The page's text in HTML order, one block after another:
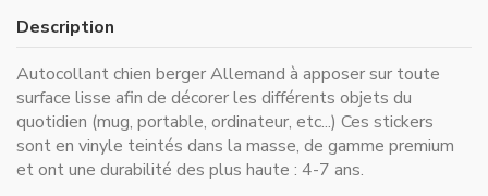
Description
Autocollant chien berger Allemand à apposer sur toute
surface lisse afin de décorer les différents objets du
quotidien (mug, portable, ordinateur, etc...) Ces stickers
sont en vinyle teintés dans la masse, de gamme premium
et ont une durabilité des plus haute : 4-7 ans.